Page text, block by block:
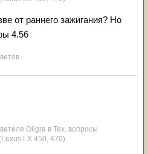
от раннего зажигания? Но
4.56
Oligra в Тех. вопросы
LX 450, 470)